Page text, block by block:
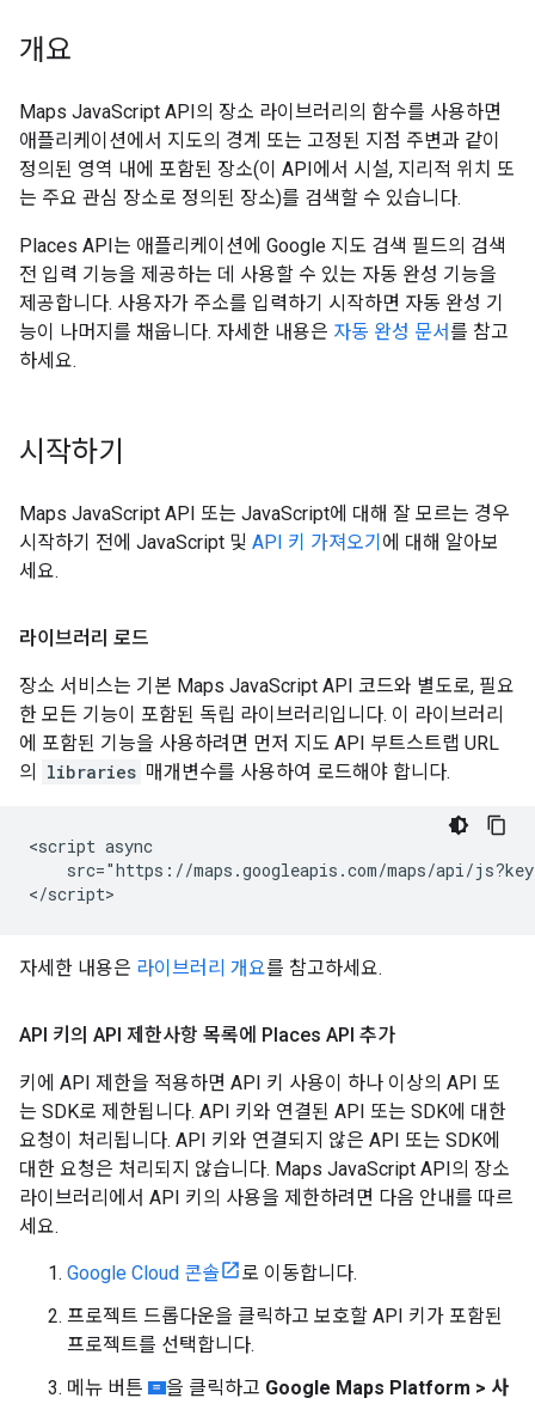
개요
Maps JavaScript API의 장소 라이브러리의 함수를 사용하면
애플리케이션에서 지도의 경계 또는 고정된 지점 주변과 같이
정의된 영역 내에 포함된 장소(이 API에서 시설, 지리적 위치 또
는 주요 관심 장소로 정의된 장소)를 검색할 수 있습니다.
Places API는 애플리케이션에 Google 지도 검색 필드의 검색
전 입력 기능을 제공하는 데 사용할 수 있는 자동 완성 기능을
제공합니다. 사용자가 주소를 입력하기 시작하면 자동 완성 기
능이 나머지를 채웁니다. 자세한 내용은 자동 완성 문서를 참고
하세요.
시작하기
Maps JavaScript API 또는 JavaScript에 대해 잘 모르는 경우
시작하기 전에 JavaScript 및 API 키 가져오기 에 대해 알아보
세요.
라이브러리 로드
장소 서비스는 기본 Maps JavaScript API 코드와 별도로, 필요
한 모든 기능이 포함된 독립 라이브러리입니다. 이 라이브러리
에 포함된 기능을 사용하려면 먼저 지도 API 부트스트랩 URL
의
libraries 매개변수를 사용하여 로드해야 합니다.
<script async
src="https://maps.googleapis.com/maps/api/
</script>
자세한 내용은 라이브러리 개요를 참고하세요.
API 키의 API 제한사항 목록에 Places API 추가
키에 API 제한을 적용하면 API 키 사용이 하나 이상의 API 또
는 SDK로 제한됩니다. API 키와 연결된 API 또는 SDK에 대한
요청이 처리됩니다. API 키와 연결되지 않은 API 또는 SDK에
대한 요청은 처리되지 않습니다. Maps JavaScript API의 장소
라이브러리에서 API 키의 사용을 제한하려면 다음 안내를 따르
세요.
Google Cloud 콘솔
로 이동합니다.
프로젝트 드롭다운을 클릭하고 보호할 API 키가 포함된
프로젝트를 선택합니다.
메뉴 버튼
을 클릭하고 Google Maps Platform > 사